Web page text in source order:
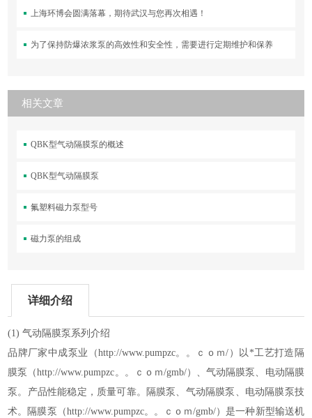
上海环博会圆满落幕，期待武汉与您再次相遇！
为了保持防爆浓浆泵的高效性和安全性，需要进行定期维护和保养
相关文章
QBK型气动隔膜泵的概述
QBK型气动隔膜泵
氟塑料磁力泵型号
磁力泵的组成
详细介绍
(1) 气动 隔膜泵 系列介绍
品牌厂家中成泵业 （http://www.pumpzc。。ｃｏｍ/）以*工艺打造 隔
膜泵
（http://www.pumpzc。。ｃｏｍ/gmb/）、气动隔膜泵、电动隔膜
泵。产品性能稳定，质量可靠。隔膜泵、气动隔膜泵、电动隔膜泵技
术。
隔膜泵
（http://www.pumpzc。。ｃｏｍ/gmb/）是一种新型输送机